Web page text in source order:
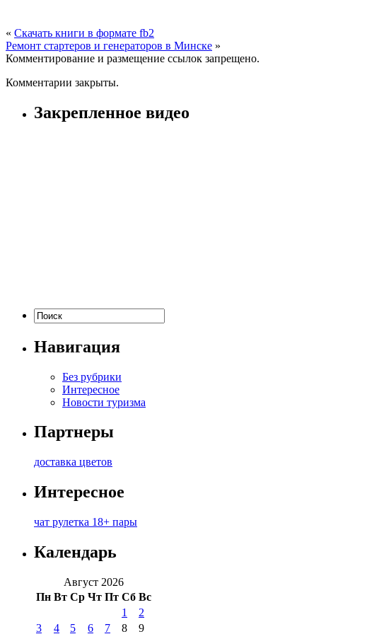
« Cкачать книги в формате fb2
Ремонт стартеров и генераторов в Минске »
Комментирование и размещение ссылок запрещено.
Комментарии закрыты.
Закрепленное видео
Навигация
Без рубрики
Интересное
Новости туризма
Партнеры
доставка цветов
Интересное
чат рулетка 18+ пары
Календарь
Август 2026
Пн Вт Ср Чт Пт Сб Вс
1
2
3
4 5 6 7 8
9